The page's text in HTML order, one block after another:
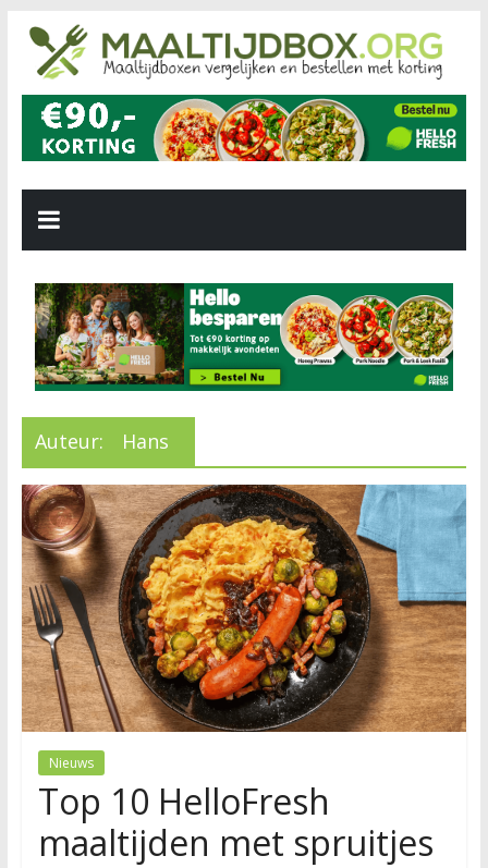
Auteur: Hans
Nieuws
Top 10 HelloFresh
maaltijden met spruitjes